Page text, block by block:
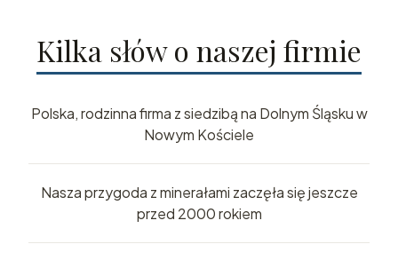
Kilka słów o naszej firmie
Polska, rodzinna firma z siedzibą na Dolnym Śląsku w
Nowym Kościele
Nasza przygoda z minerałami zaczęła się jeszcze
przed 2000 rokiem